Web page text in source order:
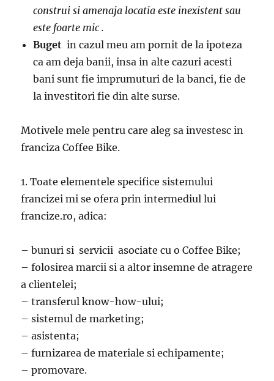
construi si amenaja locatia este inexistent sau
este foarte mic .
Bugetin cazul meu am pornit de la ipoteza
ca am deja banii, insa in alte cazuri acesti
bani sunt fie imprumuturi de la banci, fie de
la investitori fie din alte surse.
Motivele mele pentru care aleg sa investesc in
franciza Coffee Bike.
1. Toate elementele specifice sistemului
francizei mi se ofera prin intermediul lui
francize.ro, adica:
– bunuri si servicii asociate cu o Coffee Bike;
– folosirea marcii si a altor insemne de atragere
a clientelei;
– transferul know-how-ului;
– sistemul de marketing;
– asistenta;
– furnizarea de materiale si echipamente;
– promovare.